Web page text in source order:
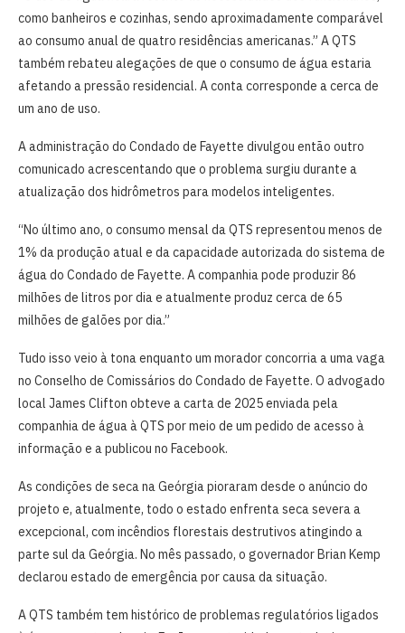
como banheiros e cozinhas, sendo aproximadamente comparável
ao consumo anual de quatro residências americanas.” A QTS
também rebateu alegações de que o consumo de água estaria
afetando a pressão residencial. A conta corresponde a cerca de
um ano de uso.
A administração do Condado de Fayette divulgou então outro
comunicado acrescentando que o problema surgiu durante a
atualização dos hidrômetros para modelos inteligentes.
“No último ano, o consumo mensal da QTS representou menos de
1% da produção atual e da capacidade autorizada do sistema de
água do Condado de Fayette. A companhia pode produzir 86
milhões de litros por dia e atualmente produz cerca de 65
milhões de galões por dia.”
Tudo isso veio à tona enquanto um morador concorria a uma vaga
no Conselho de Comissários do Condado de Fayette. O advogado
local James Clifton obteve a carta de 2025 enviada pela
companhia de água à QTS por meio de um pedido de acesso à
informação e a publicou no Facebook.
As condições de seca na Geórgia pioraram desde o anúncio do
projeto e, atualmente, todo o estado enfrenta seca severa a
excepcional, com incêndios florestais destrutivos atingindo a
parte sul da Geórgia. No mês passado, o governador Brian Kemp
declarou estado de emergência por causa da situação.
A QTS também tem histórico de problemas regulatórios ligados